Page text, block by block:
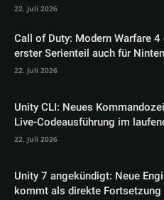
22. Juli 2026
Call of Duty: Modern Warfare
erster Serienteil auch für
22. Juli 2026
Unity CLI: Neues
Live-Codeausführung im
22. Juli 2026
Unity 7 angekündigt: Neue
kommt als direkte Fortsetzung